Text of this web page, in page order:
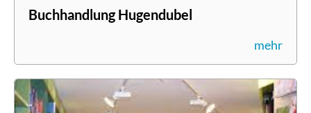
Buchhandlung Hugendubel
mehr